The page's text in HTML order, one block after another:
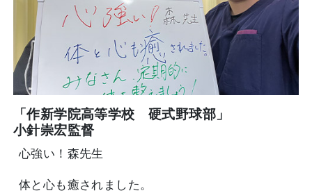
「作新学院高等学校 硬式野球部」
小針崇宏監督
心強い！森先生
体と心も癒されました。